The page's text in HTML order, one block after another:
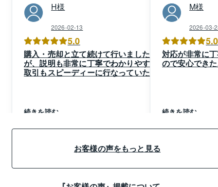
④お引渡し後の建物トラブルが心配なお客様
⑤早急な引渡し、現金化を希望しているお客様
⑥安全・確実な売却方法を希望のお客様
皆様との出会いを楽しみに、スタッフ一同お待ちして
おります。
お気軽にご相談ください。
H様
2026-02-13
5.0
購入・売却と立て続けて行いました
が、説明も非常に丁寧でわかりやすく
取引もスピーディーに行なっていただ
続きを読む
M様
2026-03-
5.0
対応が非常に
ので安心でき
続きを読む
お客様の声をもっと見る